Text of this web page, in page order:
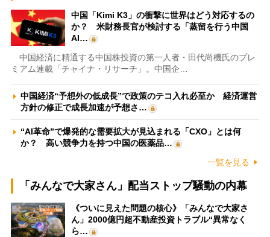
中国「Kimi K3」の衝撃に世界はどう対応するの
か？ 米財務長官が検討する「蒸留を行う中国
AI…
中国経済に精通する中国株投資の第一人者・田代尚機氏のプレ
ミアム連載「チャイナ・リサーチ」。中国企…
中国経済“予想外の低成長”で政策のテコ入れ必至か 経済運営
方針の修正で成長加速が予想さ…
“AI革命”で爆発的な需要拡大が見込まれる「CXO」とは何
か？ 高い競争力を持つ中国の医薬品…
一覧を見る
「みんなで大家さん」配当ストップ騒動の内幕
《ついに見えた問題の核心》「みんなで大家さ
ん」2000億円超不動産投資トラブル“異常なく
ら…